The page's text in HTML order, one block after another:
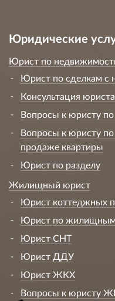
Юридические
Юрист по
Юрист по сделкам с
Консультация
Вопросы к юристу
Вопросы к юристу
продаже квартиры
Юрист по разделу
Жилищный юрист
Юрист коттеджных
Юрист по
Юрист СНТ
Юрист ДДУ
Юрист ЖКХ
Вопросы к юристу